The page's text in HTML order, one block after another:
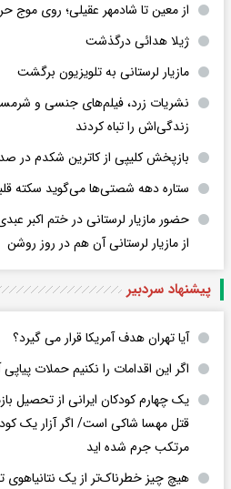
از معین تا شادمهر عقیلی؛ روی موج
ژیلا هدائی درگذشت
مازیار لرستانی به تلویزیون برگشت
نشریات زرد، فیلم‌های جنسی و
زندگی‌اش را تباه کردند
بازپخش کلیپی از کاترین شکدم در
ستاره دهه شصتی‌ها می‌گوید سکته
حضور مازیار لرستانی در ختم اکبر
از مازیار لرستانی آن هم در روز روشن
پیشنهاد سردبیر
آیا تهران هدف آمریکا قرار می گیرد؟
اگر این اقدامات را نکنیم حملات
یک چهارم کودکان ایرانی از تحصیل
قتل مهسا شاکی است/ اگر آزار یک
مرتکب جرم شده اید
هیچ چیز خطرناک‌تر از یک نتانیاهوی